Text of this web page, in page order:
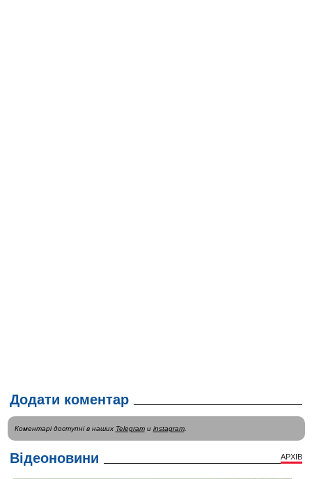
Додати коментар
Коментарі доступні в наших Telegramи instagram.
Відеоновини АРХІВ